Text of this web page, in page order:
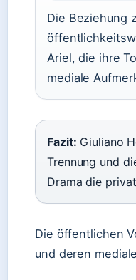
Die Beziehung
Ariel, die ihre
mediale
Fazit: Giuliano
Trennung und
Drama die
Die öffentlichen
und deren